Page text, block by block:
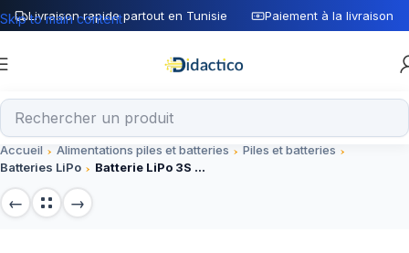
Livraison rapide partout en Tunisie Paiement à la livraison
Skip to main content
Accueil Alimentations piles et batteries
Piles et batteries
Batteries LiPo
Batterie LiPo 3S Zeeee 11.1V 6000mAh 60C avec connecteur EC5